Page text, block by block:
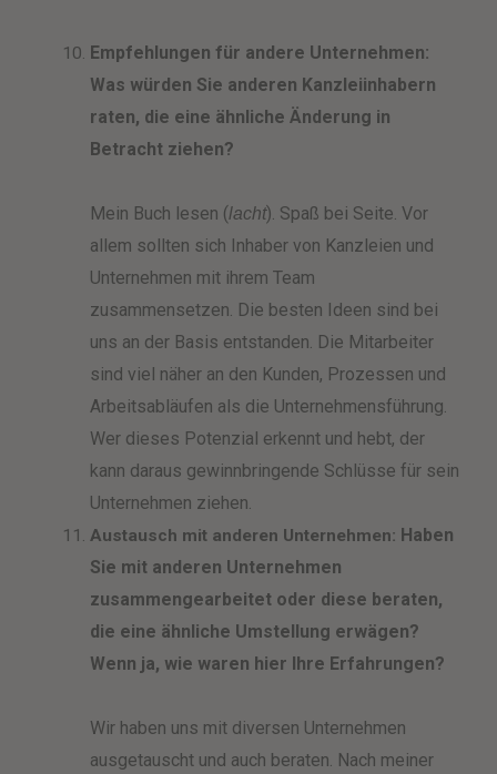
Empfehlungen für andere Unternehmen:
Was würden Sie anderen Kanzleiinhabern
raten, die eine ähnliche Änderung in
Betracht ziehen?
Mein Buch lesen (lacht). Spaß bei Seite. Vor
allem sollten sich Inhaber von Kanzleien und
Unternehmen mit ihrem Team
zusammensetzen. Die besten Ideen sind bei
uns an der Basis entstanden. Die Mitarbeiter
sind viel näher an den Kunden, Prozessen und
Arbeitsabläufen als die Unternehmensführung.
Wer dieses Potenzial erkennt und hebt, der
kann daraus gewinnbringende Schlüsse für sein
Unternehmen ziehen.
Austausch mit anderen Unternehmen: Haben
Sie mit anderen Unternehmen
zusammengearbeitet oder diese beraten,
die eine ähnliche Umstellung erwägen?
Wenn ja, wie waren hier Ihre Erfahrungen?
Wir haben uns mit diversen Unternehmen
ausgetauscht und auch beraten. Nach meiner